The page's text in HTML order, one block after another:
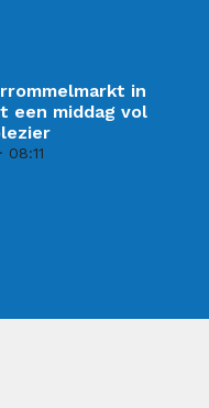
in
een middag vol
08:11